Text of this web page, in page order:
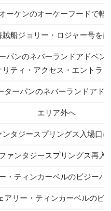
ーケンのオーケーフードで軽
賊船ジョリー・ロジャー号を
パンのネバーランドアドベン
リティ・アクセス・エントラ
ターパンのネバーランドアド
エリア外へ
ンタジースプリングス入場口
ァンタジースプリングス再入
・ティンカーベルのビジーバ
アリー・ティンカーベルのビ